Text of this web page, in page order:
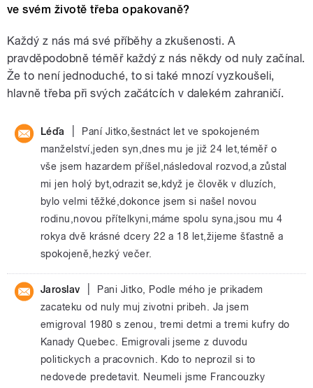
ve svém životě třeba opakovaně?
Každý z nás má své příběhy a zkušenosti. A
pravděpodobně téměř každý z nás někdy od nuly začínal.
Že to není jednoduché, to si také mnozí vyzkoušeli,
hlavně třeba při svých začátcích v dalekém zahraničí.
Léďa
Paní Jitko,šestnáct let ve spokojeném
manželství,jeden syn,dnes mu je již 24 let,téměř o
vše jsem hazardem příšel,následoval rozvod,a zůstal
mi jen holý byt,odrazit se,když je člověk v dluzích,
bylo velmi těžké,dokonce jsem si našel novou
rodinu,novou přítelkyni,máme spolu syna,jsou mu 4
rokya dvě krásné dcery 22 a 18 let,žijeme šťastně a
spokojeně,hezký večer.
Jaroslav
Pani Jitko, Podle mého je prikadem
zacateku od nuly muj zivotni pribeh. Ja jsem
emigroval 1980 s zenou, tremi detmi a tremi kufry do
Kanady Quebec. Emigrovali jseme z duvodu
politickych a pracovnich. Kdo to neprozil si to
nedovede predetavit. Neumeli jsme Francouzky